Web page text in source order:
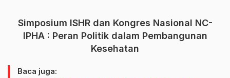
Simposium ISHR dan Kongres Nasional NC-
IPHA : Peran Politik dalam Pembangunan
Kesehatan
Baca juga: